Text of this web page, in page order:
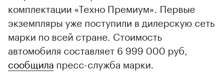
комплектации «Техно Премиум». Первые
экземпляры уже поступили в дилерскую сеть
марки по всей стране. Стоимость
автомобиля составляет 6 999 000 руб,
сообщила пресс-служба марки.